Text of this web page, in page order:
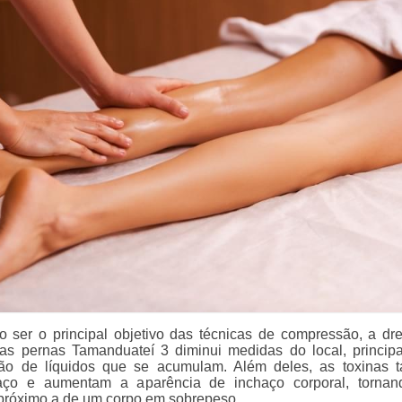
ser o principal objetivo das técnicas de compressão, a
pernas Tamanduateí 3 diminui medidas do local,
de líquidos que se acumulam. Além deles, as toxinas
e aumentam a aparência de inchaço corporal,
a de um corpo em sobrepeso.